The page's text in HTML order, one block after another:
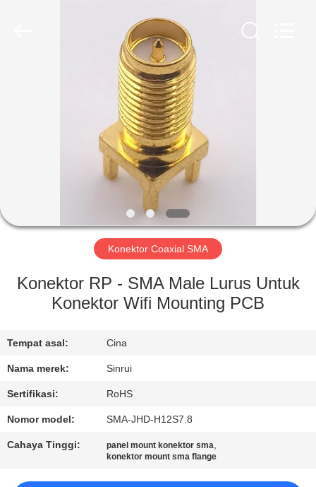
TUR
KONTROL
HUBUNGI
KAMI
PENAWARAN
Konektor Coaxial SMA
Konektor RP - SMA Male Lurus Untuk
Konektor Wifi Mounting PCB
Tempat asal: Cina
Nama merek: Sinrui
Sertifikasi: RoHS
Nomor model: SMA-JHD-H12S7.8
Cahaya Tinggi: panel mount konektor sma,
konektor mount sma flange